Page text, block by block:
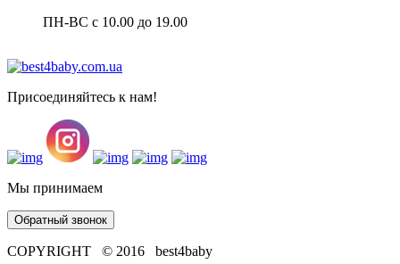
ПН-ВС с 10.00 до 19.00
Присоединяйтесь к нам!
Мы принимаем
Обратный звонок
COPYRIGHT © 2016 best4baby